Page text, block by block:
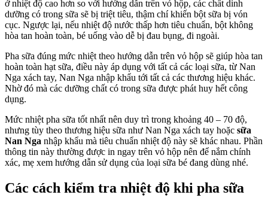
ở nhiệt độ cao hơn so với hướng dẫn trên vỏ hộp, các chất dinh
dưỡng có trong sữa sẽ bị triệt tiêu, thậm chí khiến bột sữa bị vón
cục. Ngược lại, nếu nhiệt độ nước thấp hơn tiêu chuẩn, bột không
hòa tan hoàn toàn, bé uống vào dễ bị đau bụng, đi ngoài.
Pha sữa đúng mức nhiệt theo hướng dẫn trên vỏ hộp sẽ giúp hòa tan
hoàn toàn hạt sữa, điều này áp dụng với tất cả các loại sữa, từ Nan
Nga xách tay, Nan Nga nhập khẩu tới tất cả các thương hiệu khác.
Nhờ đó mà các dưỡng chất có trong sữa được phát huy hết công
dụng.
Mức nhiệt pha sữa tốt nhất nên duy trì trong khoảng 40 – 70 độ,
nhưng tùy theo thương hiệu sữa như Nan Nga xách tay hoặc sữa
Nan Nga nhập khẩu mà tiêu chuẩn nhiệt độ này sẽ khác nhau. Phần
thông tin này thường được in ngay trên vỏ hộp nên để nắm chính
xác, mẹ xem hướng dẫn sử dụng của loại sữa bé đang dùng nhé.
Các cách kiểm tra nhiệt độ khi pha sữa